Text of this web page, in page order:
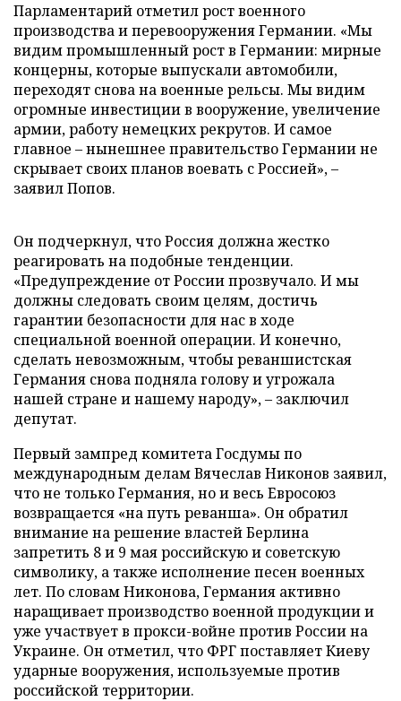
Парламентарий отметил рост военного
производства и перевооружения Германии. «Мы
видим промышленный рост в Германии: мирные
концерны, которые выпускали автомобили,
переходят снова на военные рельсы. Мы видим
огромные инвестиции в вооружение, увеличение
армии, работу немецких рекрутов. И самое
главное – нынешнее правительство Германии не
скрывает своих планов воевать с Россией», –
заявил Попов.
Он подчеркнул, что Россия должна жестко
реагировать на подобные тенденции.
«Предупреждение от России прозвучало. И мы
должны следовать своим целям, достичь
гарантии безопасности для нас в ходе
специальной военной операции. И конечно,
сделать невозможным, чтобы реваншистская
Германия снова подняла голову и угрожала
нашей стране и нашему народу», – заключил
депутат.
Первый зампред комитета Госдумы по
международным делам Вячеслав Никонов заявил,
что не только Германия, но и весь Евросоюз
возвращается «на путь реванша». Он обратил
внимание на решение властей Берлина
запретить 8 и 9 мая российскую и советскую
символику, а также исполнение песен военных
лет. По словам Никонова, Германия активно
наращивает производство военной продукции и
уже участвует в прокси-войне против России на
Украине. Он отметил, что ФРГ поставляет Киеву
ударные вооружения, используемые против
российской территории.